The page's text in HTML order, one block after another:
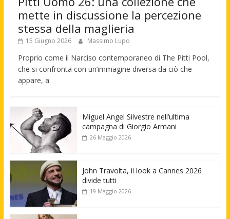
mette in discussione la percezione
stessa della maglieria
15 Giugno 2026 Massimo Lupo
Proprio come il Narciso contemporaneo di The Pitti Pool,
che si confronta con un’immagine diversa da ciò che
appare, a
Miguel Angel Silvestre nell’ultima
campagna di Giorgio Armani
26 Maggio 2026
John Travolta, il look a Cannes 2026
divide tutti
19 Maggio 2026